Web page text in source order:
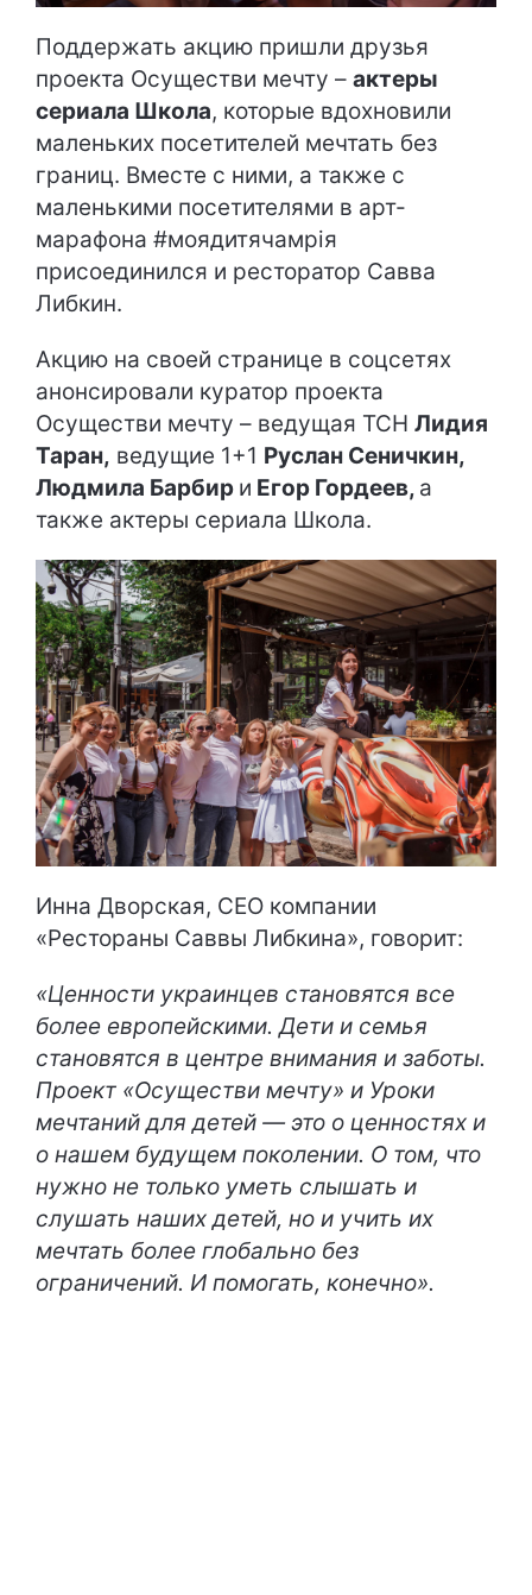
Поддержать акцию пришли друзья
проекта Осуществи мечту – актеры
сериала Школа, которые вдохновили
маленьких посетителей мечтать без
границ. Вместе с ними, а также с
маленькими посетителями в арт-
марафона #моядитячамрія
присоединился и ресторатор Савва
Либкин.
Акцию на своей странице в соцсетях
анонсировали куратор проекта
Осуществи мечту – ведущая ТСН Лидия
Таран, ведущие 1+1 Руслан Сеничкин,
Людмила Барбир и Егор Гордеев, а
также актеры сериала Школа.
Инна Дворская, СЕО компании
«Рестораны Саввы Либкина», говорит:
«Ценности украинцев становятся все
более европейскими. Дети и семья
становятся в центре внимания и заботы.
Проект «Осуществи мечту» и Уроки
мечтаний для детей — это о ценностях и
о нашем будущем поколении. О том, что
нужно не только уметь слышать и
слушать наших детей, но и учить их
мечтать более глобально без
ограничений. И помогать, конечно».